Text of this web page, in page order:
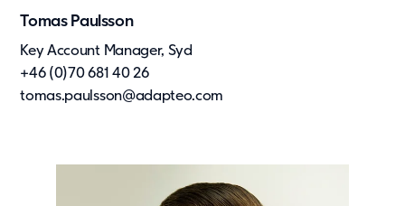
Tomas Paulsson
Key Account Manager, Syd
+46 (0)70 681 40 26
tomas.paulsson@adapteo.com